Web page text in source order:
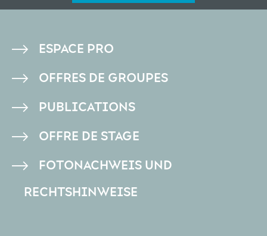
PIED
DE
ESPACE PRO
OFFRES DE GROUPES
PUBLICATIONS
OFFRE DE STAGE
FOTONACHWEIS UND
RECHTSHINWEISE